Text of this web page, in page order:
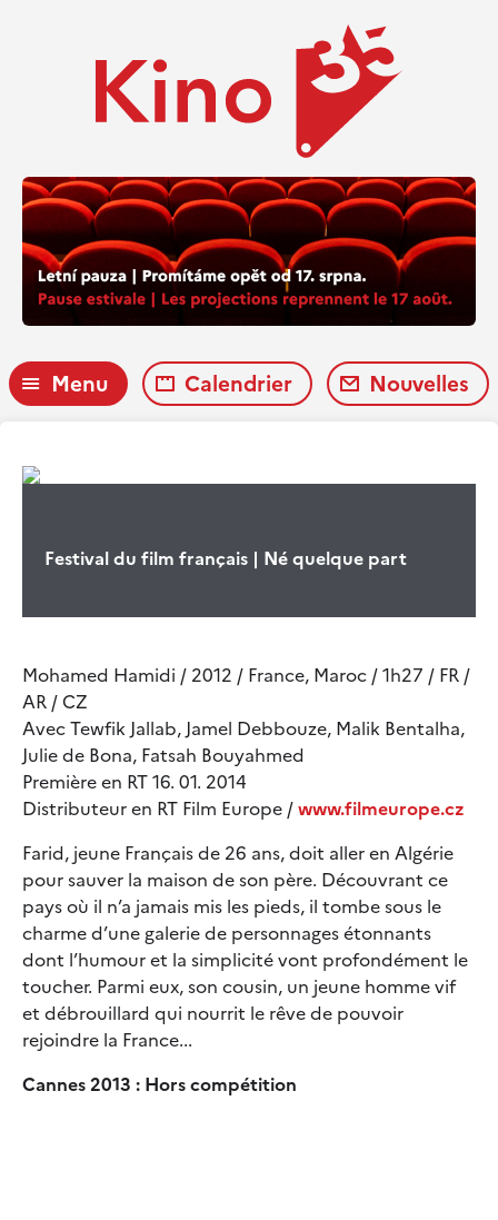
Menu Calendrier Nouvelles
Festival du film français | Né quelque part
Mohamed Hamidi / 2012 / France, Maroc / 1h27 / FR /
AR / CZ
Avec Tewfik Jallab, Jamel Debbouze, Malik Bentalha,
Julie de Bona, Fatsah Bouyahmed
Première en RT 16. 01. 2014
Distributeur en RT Film Europe /www.filmeurope.cz
Farid, jeune Français de 26 ans, doit aller en Algérie
pour sauver la maison de son père. Découvrant ce
pays où il n’a jamais mis les pieds, il tombe sous le
charme d’une galerie de personnages étonnants
dont l’humour et la simplicité vont profondément le
toucher. Parmi eux, son cousin, un jeune homme vif
et débrouillard qui nourrit le rêve de pouvoir
rejoindre la France...
Cannes 2013 : Hors compétition